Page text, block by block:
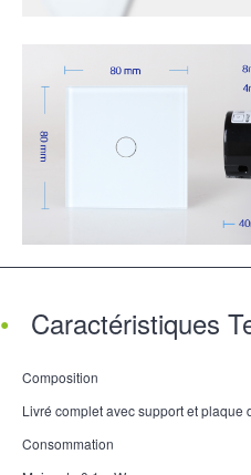
Caractéristiques
Composition
Livré complet avec support et plaque
Consommation